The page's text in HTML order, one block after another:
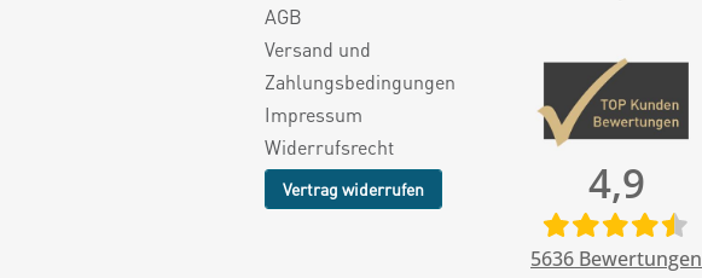
AGB
Versand und
Zahlungsbedingungen
Impressum
Widerrufsrecht
Vertrag widerrufen 4,9
5636 Bewertungen